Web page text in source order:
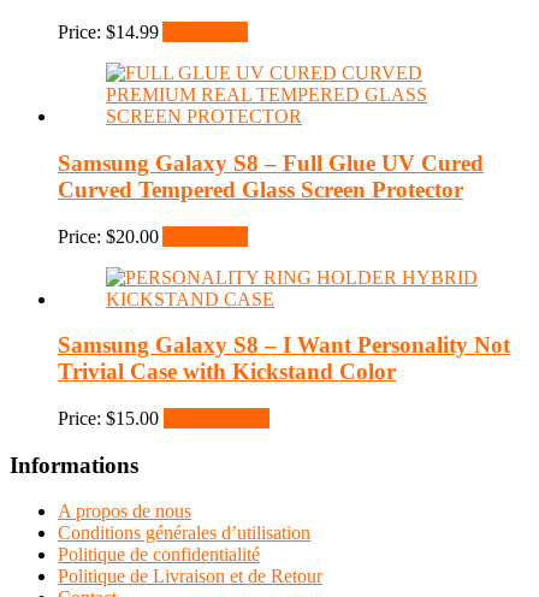
Price: $14.99
Samsung Galaxy S8 – Full Glue UV Cured
Curved Tempered Glass Screen Protector
Price: $20.00
Samsung Galaxy S8 – I Want Personality Not
Trivial Case with Kickstand Color
Price: $15.00
Informations
A propos de nous
Conditions générales d’utilisation
Politique de confidentialité
Politique de Livraison et de Retour